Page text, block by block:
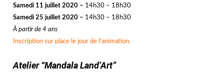
Samedi 11 juillet 2020 – 14h30 – 18h30
Samedi 25 juillet 2020 – 14h30 – 18h30
À partir de 4 ans
Inscription sur place le jour de l’animation.
Atelier “Mandala Land’Art”